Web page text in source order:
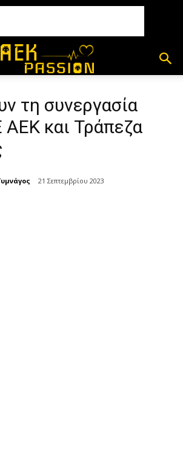
τη συνεργασία
και Τράπεζα
21 Σεπτεμβρίου 2023